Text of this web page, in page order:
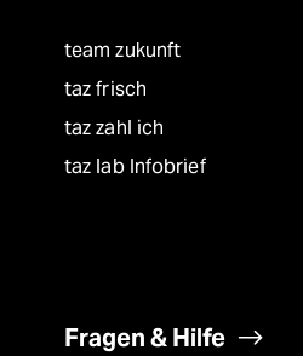
team zukunft
taz frisch
taz zahl ich
taz lab Infobrief
Fragen & Hilfe